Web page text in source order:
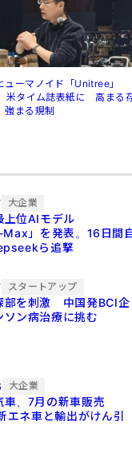
ューマノイド「Unitree」
米タイム誌表紙に 高まる
強まる規制
大企業
上位AIモデル
」を発表。16日間
ら追撃
スタートアップ
部を刺激 中国発BCI企
ソン病治療に挑む
大企業
車、7月の新車販売
ネ車と輸出がけん引